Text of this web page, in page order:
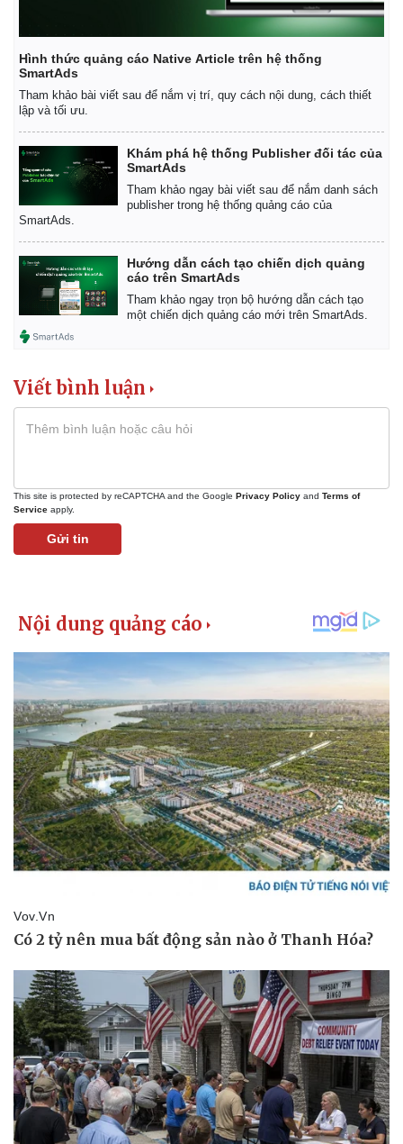
Bất động sản
Khởi nghiệp
Tiêu dùng
Tỷ giá
Giá cà phê
Hình thức quảng cáo Native Article trên hệ thống
SmartAds
Tham khảo bài viết sau để nắm vị trí, quy cách nội dung, cách thiết
lập và tối ưu.
Khám phá hệ thống Publisher đối tác của
SmartAds
Tham khảo ngay bài viết sau để nắm danh sách
publisher trong hệ thống quảng cáo của
SmartAds.
Hướng dẫn cách tạo chiến dịch quảng
cáo trên SmartAds
Tham khảo ngay trọn bộ hướng dẫn cách tạo
một chiến dịch quảng cáo mới trên SmartAds.
Viết bình luận
This site is protected by reCAPTCHA and the Google Privacy Policy and Terms of
Service apply.
Gửi tin